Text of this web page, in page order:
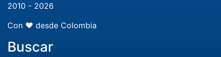
2010 - 2026
Con ❤️ desde Colombia
Buscar